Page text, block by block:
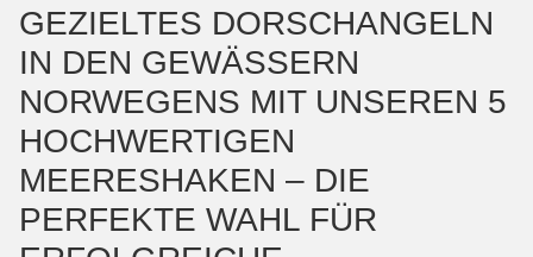
GEZIELTES DORSCHANGELN
IN DEN GEWÄSSERN
NORWEGENS MIT UNSEREN 5
HOCHWERTIGEN
MEERESHAKEN – DIE
PERFEKTE WAHL FÜR